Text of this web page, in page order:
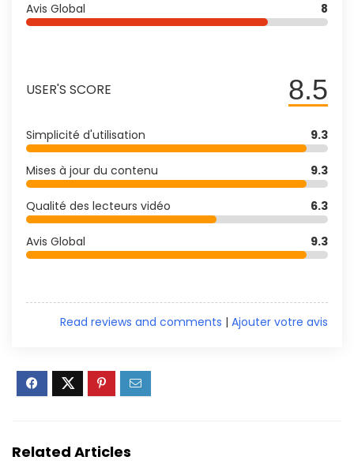
Avis Global 8
8.5
USER'S SCORE
Simplicité d'utilisation 9.3
Mises à jour du contenu 9.3
Qualité des lecteurs vidéo 6.3
Avis Global 9.3
Ajouter votre avis
|
Read reviews and comments
Related Articles